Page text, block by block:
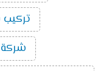
تركيب
شركة